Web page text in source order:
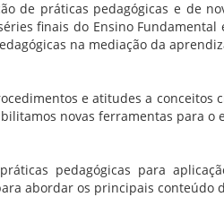
de práticas pedagógicas e de
finais do Ensino
na mediação da
e atitudes a conceitos
novas ferramentas para o
pedagógicas para
abordar os principais conteúdo